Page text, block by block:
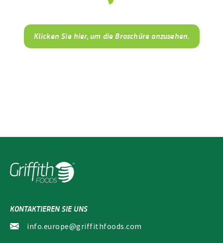
Klicken Sie hier, um die Broschüre anzusehen.
KONTAKTIEREN SIE UNS
info.europe@griffithfoods.com